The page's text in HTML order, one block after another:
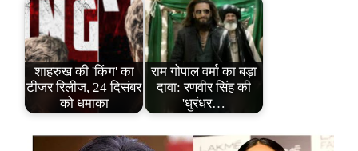
शाहरुख की 'किंग' का
टीजर रिलीज, 24 दिसंबर
को धमाका
राम गोपाल वर्मा का बड़ा
दावा: रणवीर सिंह की
'धुरंधर…